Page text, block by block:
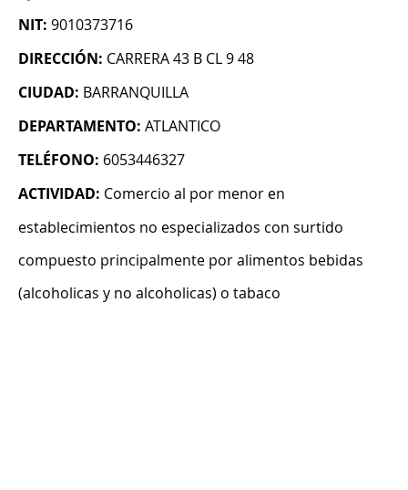
NIT: 9010373716
DIRECCIÓN: CARRERA 43 B CL 9 48
CIUDAD: BARRANQUILLA
DEPARTAMENTO: ATLANTICO
TELÉFONO: 6053446327
ACTIVIDAD: Comercio al por menor en
establecimientos no especializados con surtido
compuesto principalmente por alimentos bebidas
(alcoholicas y no alcoholicas) o tabaco